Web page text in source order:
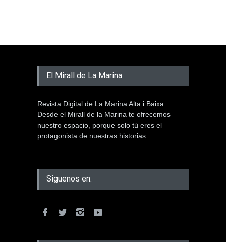
El Mirall de La Marina
Revista Digital de La Marina Alta i Baixa.
Desde el Mirall de la Marina te ofrecemos
nuestro espacio, porque solo tú eres el
protagonista de nuestras historias.
Siguenos en: